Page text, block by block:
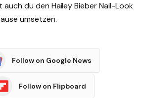
du den Hailey Bieber Nail-Look
umsetzen.
Follow on Google News
Follow on Flipboard